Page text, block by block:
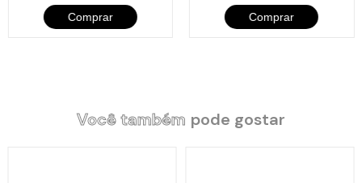
Comprar Comprar
Você também pode gostar